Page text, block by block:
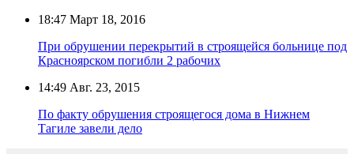
18:47 Март 18, 2016
При обрушении перекрытий в строящейся больнице под
Красноярском погибли 2 рабочих
14:49 Авг. 23, 2015
По факту обрушения строящегося дома в Нижнем
Тагиле завели дело